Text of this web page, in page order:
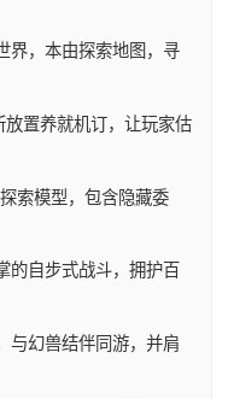
界，本由探索地图，寻
放置养就机订，让玩家估
索模型，包含隐藏委
的自步式战斗，拥护百
与幻兽结伴同游，并肩